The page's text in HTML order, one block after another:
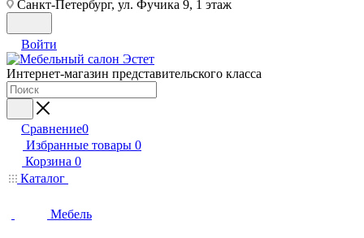
Санкт-Петербург, ул. Фучика 9, 1 этаж
Войти
Интернет-магазин представительского класса
Сравнение0
Избранные товары 0
Корзина 0
Каталог
Мебель